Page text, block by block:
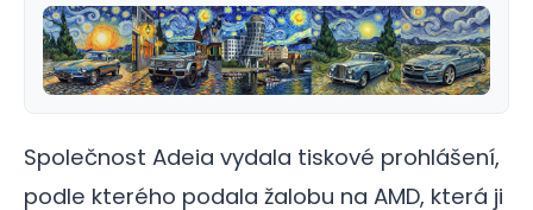
Společnost Adeia vydala tiskové prohlášení,
podle kterého podala žalobu na AMD, která ji